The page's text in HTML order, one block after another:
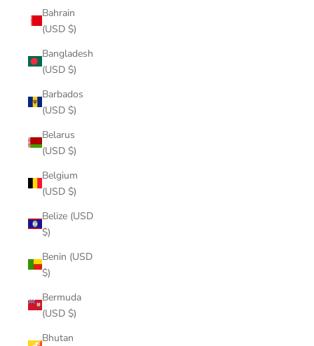
Bahrain
(USD $)
Bangladesh
(USD $)
Barbados
(USD $)
Belarus
(USD $)
Belgium
(USD $)
Belize (USD
$)
Benin (USD
$)
Bermuda
(USD $)
Bhutan